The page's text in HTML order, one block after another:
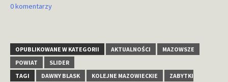
0 komentarzy
OPUBLIKOWANE W KATEGORII AKTUALNOŚCI
MAZOWSZE
POWIAT
SLIDER
TAGI
DAWNY BLASK KOLEJNE MAZOWIECKIE
ZABYTKI